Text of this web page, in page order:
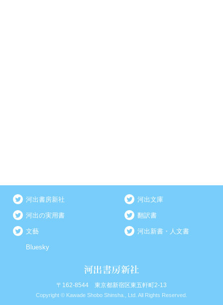
河出書房新社 河出文庫
河出の実用書 翻訳書
文藝 河出新書・人文書
Bluesky
〒162-8544 東京都新宿区東五軒町2-13
Copyright © Kawade Shobo Shinsha., Ltd. All Rights Reserved.